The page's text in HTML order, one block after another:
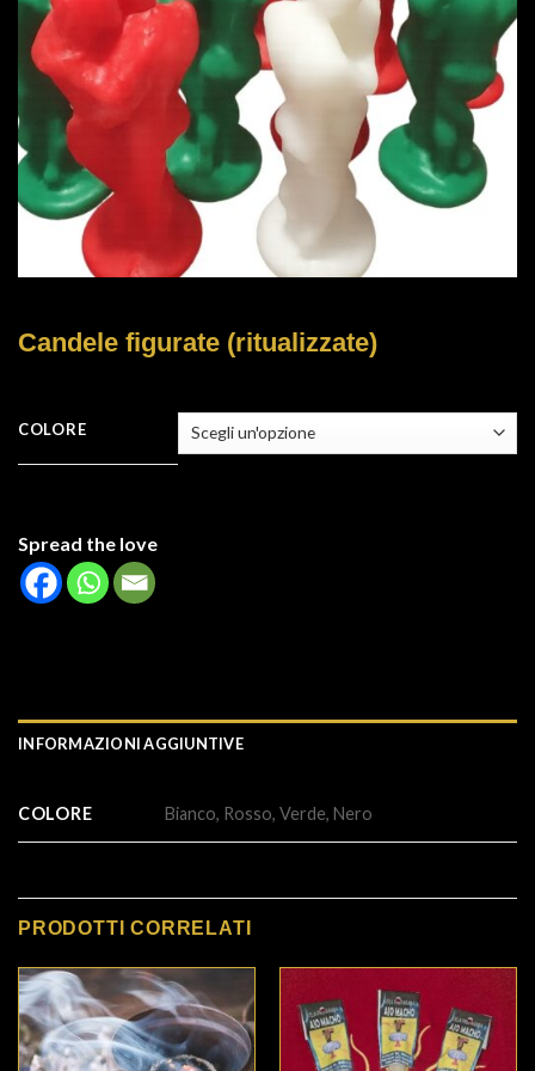
Candele figurate (ritualizzate)
COLORE
Spread the love
INFORMAZIONI AGGIUNTIVE
COLORE Bianco, Rosso, Verde, Nero
PRODOTTI CORRELATI